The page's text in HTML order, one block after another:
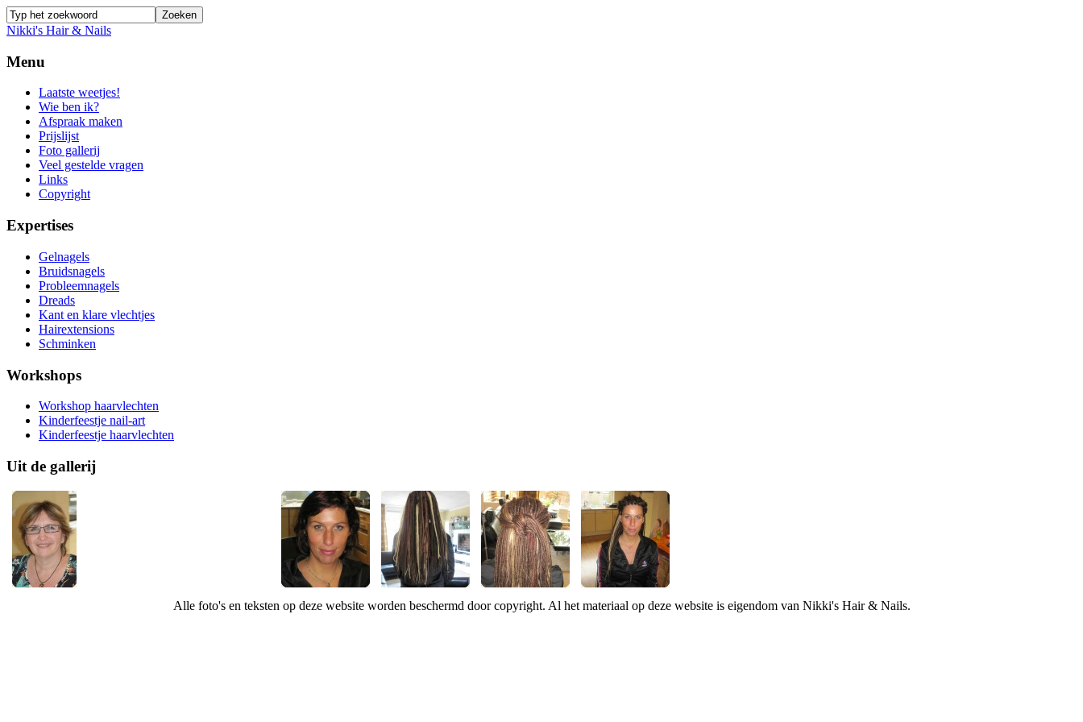
Nikki's Hair & Nails
Menu
Laatste weetjes!
Wie ben ik?
Afspraak maken
Prijslijst
Foto gallerij
Veel gestelde vragen
Links
Copyright
Expertises
Gelnagels
Bruidsnagels
Probleemnagels
Dreads
Kant en klare vlechtjes
Hairextensions
Schminken
Workshops
Workshop haarvlechten
Kinderfeestje nail-art
Kinderfeestje haarvlechten
Uit de gallerij
Alle foto's en teksten op deze website worden beschermd door copyright. Al het materiaal op deze website is eigendom van Nikki's Hair & Nails.